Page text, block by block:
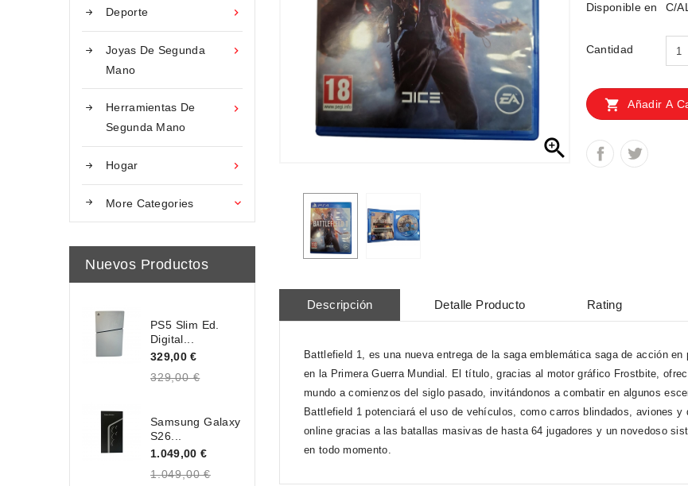

Deporte

Joyas De Segunda
Mano

Herramientas De
Segunda Mano

Hogar
More Categories 
Nuevos Productos
PS5 Slim Ed.
Digital...
329,00 €
329,00 €
Samsung Galaxy
S26...
1.049,00 €
1.049,00 €

Disponible en C/
Cantidad
 Añadir A
Descripción Detalle Producto Rating
Battlefield 1, es una nueva entrega de la saga emblemática saga de acción
en la Primera Guerra Mundial. El título, gracias al motor gráfico Frostbite,
mundo a comienzos del siglo pasado, invitándonos a combatir en algunos
Battlefield 1 potenciará el uso de vehículos, como carros blindados, aviones
online gracias a las batallas masivas de hasta 64 jugadores y un novedoso
en todo momento.